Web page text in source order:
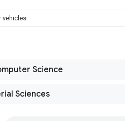
vehicles
Science
Sciences